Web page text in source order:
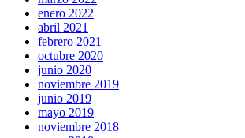
enero 2022
abril 2021
febrero 2021
octubre 2020
junio 2020
noviembre 2019
junio 2019
mayo 2019
noviembre 2018